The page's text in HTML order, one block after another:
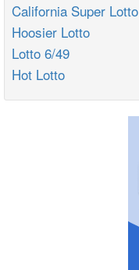
California Super Lotto
Hoosier Lotto
Lotto 6/49
Hot Lotto